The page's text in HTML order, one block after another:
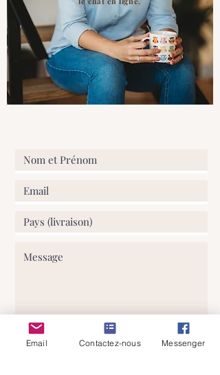
Toutes les images, textes et le contenu
de notre boutique sont la propriété
exclusive de ATELIER58E SPRL © et ne
peut en aucun cas faire l'objet de
reproduction partielle ou totale. Tout
litige relève de la compétence exclusive
des tribunaux de Nivelles (Belgique).
Email Contactez-nous Messenger